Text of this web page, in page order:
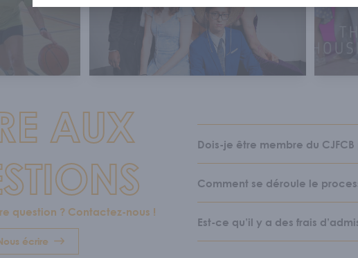
AUX
question ? Contactez-nous !
écrire
Dois-je être membre du
Comment se déroule le
Est-ce qu’il y a des frais